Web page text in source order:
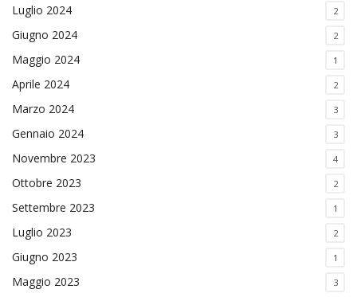
Luglio 2024 2
Giugno 2024 2
Maggio 2024 1
Aprile 2024 2
Marzo 2024 3
Gennaio 2024 3
Novembre 2023 4
Ottobre 2023 2
Settembre 2023 1
Luglio 2023 2
Giugno 2023 1
Maggio 2023 3